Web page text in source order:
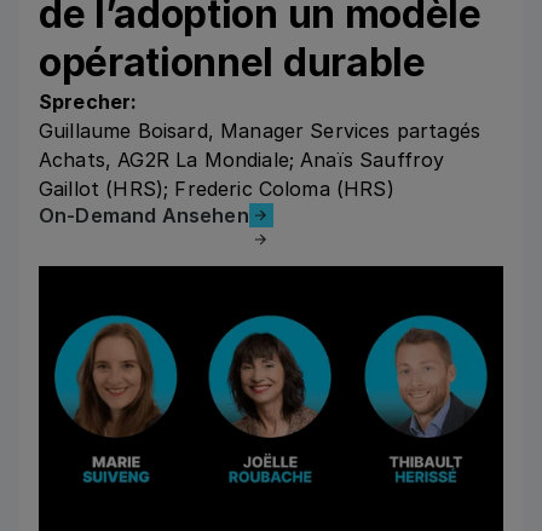
de l’adoption un modèle
opérationnel durable
Sprecher:
Guillaume Boisard, Manager Services partagés
Achats, AG2R La Mondiale; Anaïs Sauffroy
Gaillot (HRS); Frederic Coloma (HRS)
On-Demand Ansehen
On-Demand Ansehen